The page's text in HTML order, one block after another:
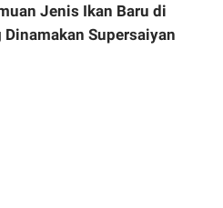
Jenis Ikan Baru di
Supersaiyan